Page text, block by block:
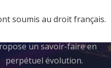
soumis au droit français.
Fun evening a vu le
un savoir-faire en
perpétuel évolution.